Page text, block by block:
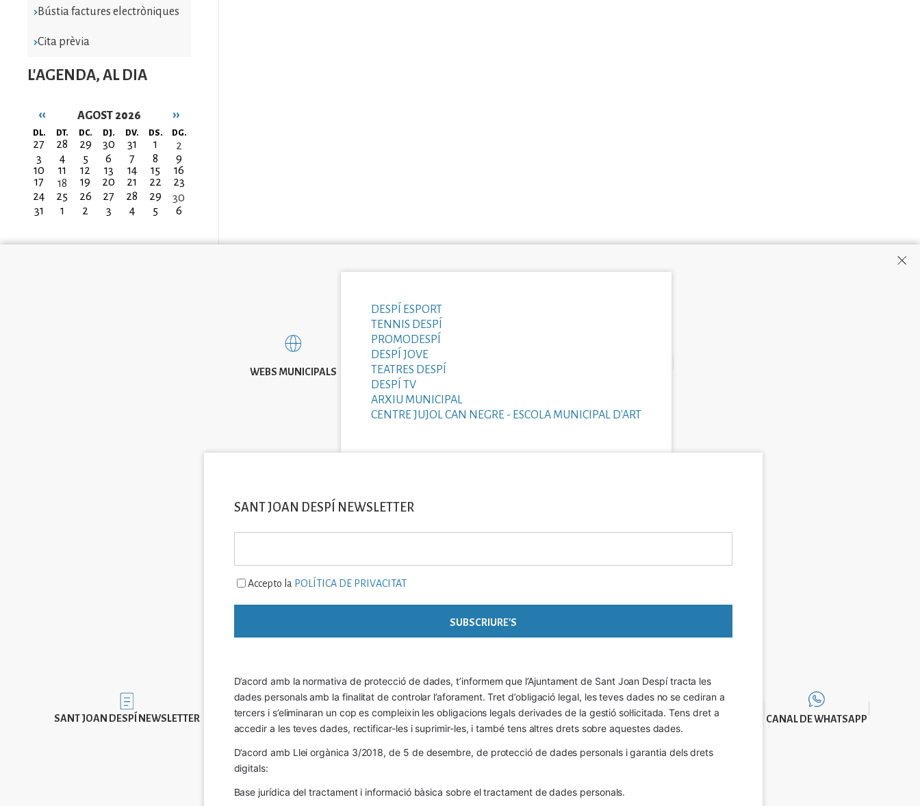
Bústia factures electròniques
Cita prèvia
L'AGENDA, AL DIA
AGOST 2026
Paginació
‹‹ ››
DL. DT. DC. DJ. DV. DS. DG.
27 28 29 30 31 1
2
3
4 5 6 7 8
9
10
11 12 13 14 15
16
17
18 19 20 21 22
23
24
25 26 27 28 29
30
31
1 2 3 4 5 6
WEBS MUNICIPALS
DESPÍ ESPORT
TENNIS DESPÍ
PROMODESPÍ
DESPÍ JOVE
TEATRES DESPÍ
DESPÍ TV
ARXIU MUNICIPAL
CENTRE JUJOL CAN NEGRE - ESCOLA MUNICIPAL D'ART
Imatge
SANT JOAN DESPÍ NEWSLETTER
SANT JOAN DESPÍ NEWSLETTER
Accepto la POLÍTICA DE PRIVACITAT
D’acord amb la normativa de protecció de dades, t’informem que l’Ajuntament de Sant Joan Despí tracta les
dades personals amb la finalitat de controlar l’aforament. Tret d’obligació legal, les teves dades no se cediran a
tercers i s’eliminaran un cop es compleixin les obligacions legals derivades de la gestió sol·licitada. Tens dret a
accedir a les teves dades, rectificar-les i suprimir-les, i també tens altres drets sobre aquestes dades.
D’acord amb Llei orgànica 3/2018, de 5 de desembre, de protecció de dades personals i garantia dels drets
digitals:
Base jurídica del tractament i informació bàsica sobre el tractament de dades personals.
CANAL DE WHATSAPP